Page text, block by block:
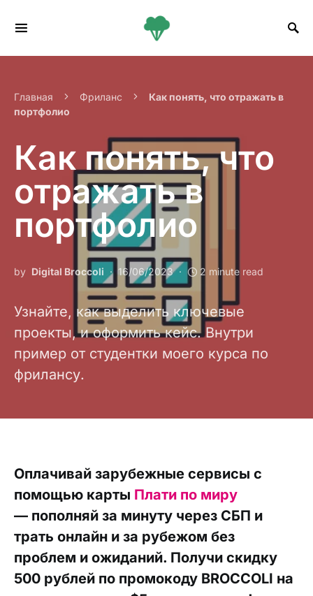
Главная Фриланс
Как понять, что отражать в
портфолио
Как понять, что
отражать в
портфолио
by Digital Broccoli 16/06/2023 2 minute read
Узнайте, как выделить ключевые
проекты, и оформить кейс. Внутри
пример от студентки моего курса по
фрилансу.
Оплачивай зарубежные сервисы с
помощью карты Плати по миру
— пополняй за минуту через СБП и
трать онлайн и за рубежом без
проблем и ожиданий. Получи скидку
500 рублей по промокоду BROCCOLI на